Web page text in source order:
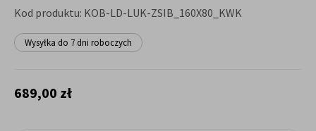
Kod produktu: KOB-LD-LUK-ZSIB_160X80_KWK
Wysyłka do 7 dni roboczych
689,00 zł